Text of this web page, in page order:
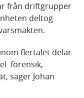
från driftgrupper
deltog
flertalet delar
forensik,
säger Johan